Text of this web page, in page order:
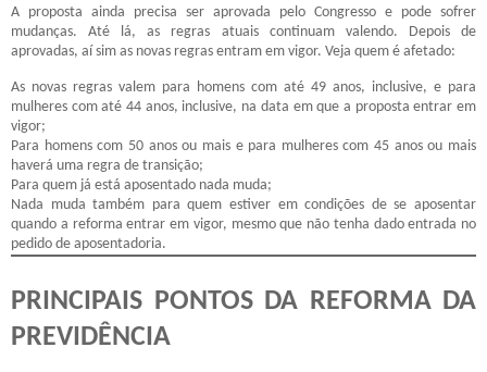
A proposta ainda precisa ser aprovada pelo Congresso e pode sofrer
mudanças. Até lá, as regras atuais continuam valendo. Depois de
aprovadas, aí sim as novas regras entram em vigor. Veja quem é afetado:
As novas regras valem para homens com até 49 anos, inclusive, e para
mulheres com até 44 anos, inclusive, na data em que a proposta entrar em
vigor;
Para homens com 50 anos ou mais e para mulheres com 45 anos ou mais
haverá uma regra de transição;
Para quem já está aposentado nada muda;
Nada muda também para quem estiver em condições de se aposentar
quando a reforma entrar em vigor, mesmo que não tenha dado entrada no
pedido de aposentadoria.
PRINCIPAIS PONTOS DA REFORMA DA
PREVIDÊNCIA